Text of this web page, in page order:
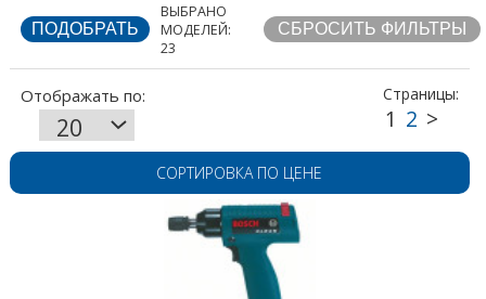
ВЫБРАНО
МОДЕЛЕЙ:
23
Страницы:
СОРТИРОВКА ПО ЦЕНЕ